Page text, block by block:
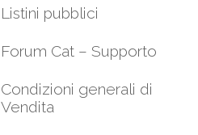
Listini pubblici
Forum Cat – Supporto
Condizioni generali di
Vendita